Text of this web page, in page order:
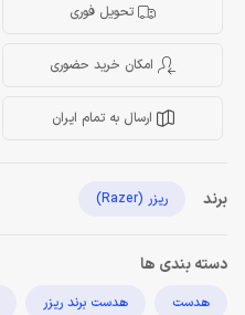
تحویل فوری
امکان خرید حضوری
ارسال به تمام ایران
برند ریزر (Razer)
دسته بندی ها
هدست هدست برند ریزر